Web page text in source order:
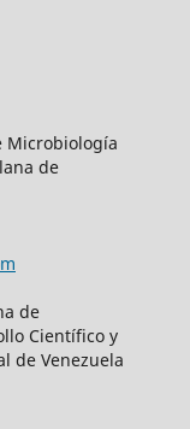
Microbiología
de
de
Científico y
de Venezuela